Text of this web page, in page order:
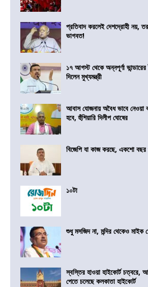
প্রতিবাদ করলেই দেশদ্রোহী নয়,
ভাগবত!
১৭ আগস্ট থেকে অন্নপূর্ণা ভান্ডারের
দিলেন মুখ্যমন্ত্রী
আবাস যোজনায় অবৈধ ভাবে নেওয়া
হবে, হুঁশিয়ারি দিলীপ ঘোষের
বিজেপি যা কাজ করছে, একশো বছর
১০টা
শুধু মসজিদ না, মন্দির থেকেও মাইক
স্বস্তির হাওয়া হাইকোর্ট চত্বরে,
পেতে চলেছে কলকাতা হাইকোর্ট